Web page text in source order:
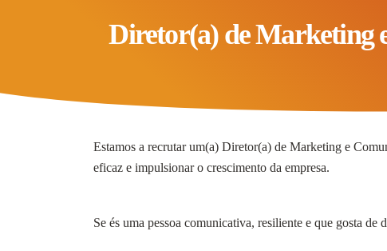
Diretor(a) de Marketing
Estamos a recrutar um(a) Diretor(a) de Marketing e
eficaz e impulsionar o crescimento da empresa.
Se és uma pessoa comunicativa, resiliente e que gosta de